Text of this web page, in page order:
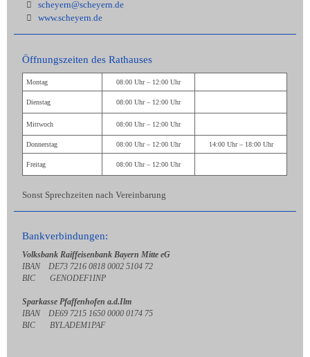
scheyern@scheyern.de
www.scheyern.de
Öffnungszeiten des Rathauses
Montag 08:00 Uhr – 12:00 Uhr
Dienstag 08:00 Uhr – 12:00 Uhr
Mittwoch 08:00 Uhr – 12:00 Uhr
Donnerstag 08:00 Uhr – 12:00 Uhr 14:00 Uhr – 18:00 Uhr
Freitag 08:00 Uhr – 12:00 Uhr
Sonst Sprechzeiten nach Vereinbarung
Bankverbindungen:
Volksbank Raiffeisenbank Bayern Mitte eG
IBAN DE73 7216 0818 0002 5104 72
BIC GENODEF1INP
Sparkasse Pfaffenhofen a.d.Ilm
IBAN DE69 7215 1650 0000 0174 75
BIC BYLADEM1PAF